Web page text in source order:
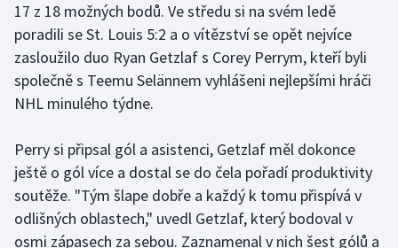
17 z 18 možných bodů. Ve středu si na svém ledě
poradili se St. Louis 5:2 a o vítězství se opět nejvíce
zasloužilo duo Ryan Getzlaf s Corey Perrym, kteří byli
společně s Teemu Selännem vyhlášeni nejlepšími hráči
NHL minulého týdne.
Perry si připsal gól a asistenci, Getzlaf měl dokonce
ještě o gól více a dostal se do čela pořadí produktivity
soutěže. "Tým šlape dobře a každý k tomu přispívá v
odlišných oblastech," uvedl Getzlaf, který bodoval v
osmi zápasech za sebou. Zaznamenal v nich šest gólů a